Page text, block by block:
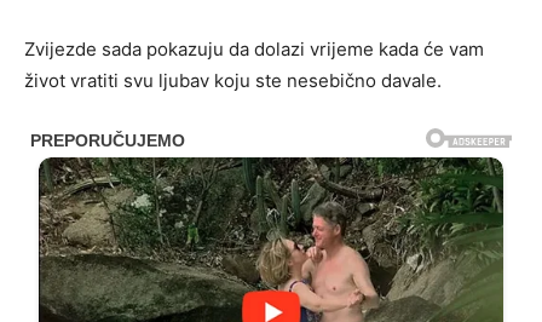
Zvijezde sada pokazuju da dolazi vrijeme kada će vam
život vratiti svu ljubav koju ste nesebično davale.